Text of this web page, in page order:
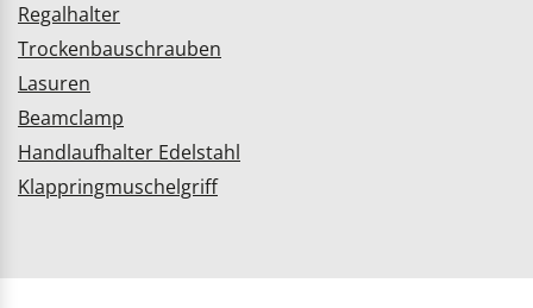
Regalhalter
Trockenbauschrauben
Lasuren
Beamclamp
Handlaufhalter Edelstahl
Klappringmuschelgriff